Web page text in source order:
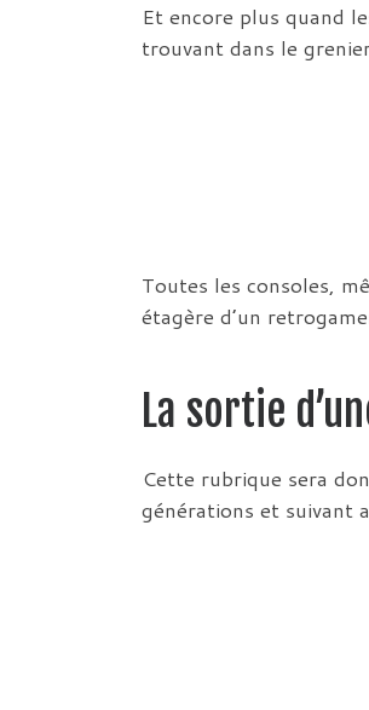
Et encore plus quand
trouvant dans le
Toutes les consoles,
étagère d’un
La sortie
Cette rubrique sera
générations et suivant